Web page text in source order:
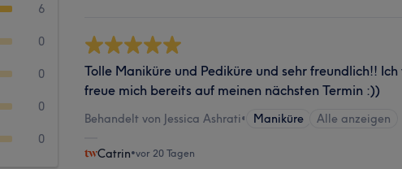
6
0
0
0
0
Tolle Maniküre und Pediküre und sehr freundlich!!
freue mich bereits auf meinen nächsten Termin :))
Behandelt von Jessica Ashrati• Maniküre Alle anzeigen
Catrin•vor 20 Tagen